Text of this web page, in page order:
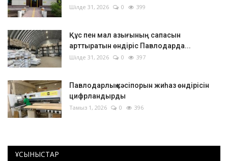
Шілде 31, 2026 0 399
Құс пен мал азығының сапасын
арттыратын өндіріс Павлодарда...
Шілде 31, 2026 0 397
Павлодарлық кәсіпорын жиһаз өндірісін
цифрландырды
Тамыз 1, 2026 0 396
ҰСЫНЫСТАР